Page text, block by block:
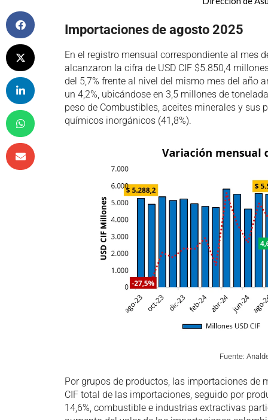
Importaciones de agosto 2025
En el registro mensual correspondiente al mes
alcanzaron la cifra de USD CIF $5.850,4
del 5,7% frente al nivel del mismo mes del año
un 4,2%, ubicándose en 3,5 millones de
peso de Combustibles, aceites minerales y sus
químicos inorgánicos (41,8%).
Fuente:
Por grupos de productos, las importaciones de
CIF total de las importaciones, seguido por
14,6%, combustible e industrias extractivas